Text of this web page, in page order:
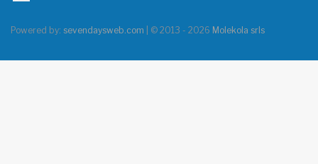
Powered by: sevendaysweb.com | © 2013 - 2026 Molekola srls